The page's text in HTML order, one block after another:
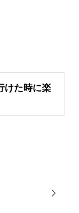
た時に楽
